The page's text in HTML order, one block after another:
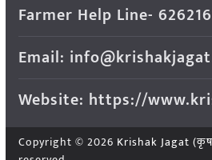
Farmer Help Line-
Email:
Website: https://
Copyright © 2026 Krishak Jagat